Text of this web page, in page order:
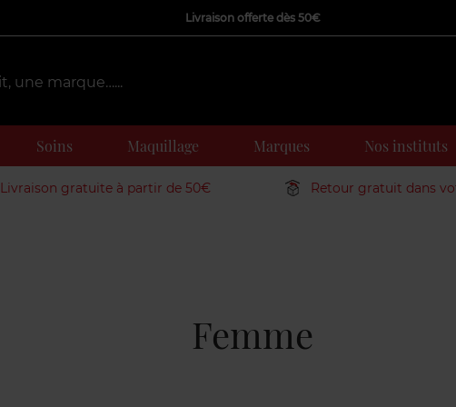
Livraison offerte dès 50€
Soins Maquillage Marques Nos instituts
Livraison gratuite à partir de 50€ Retour gratuit dans
Femme